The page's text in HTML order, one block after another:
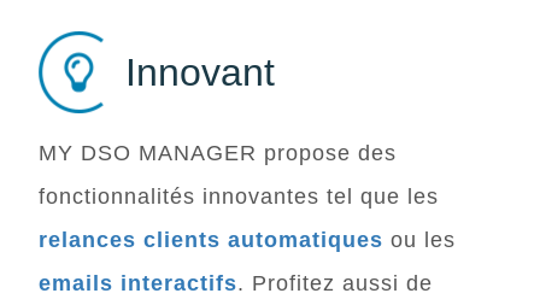
Innovant
MY DSO MANAGER propose des
fonctionnalités innovantes tel que les
relances clients automatiques ou les
emails interactifs. Profitez aussi de